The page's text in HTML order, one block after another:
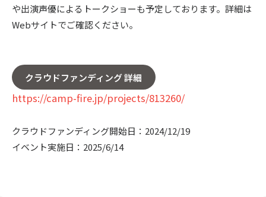
や出演声優によるトークショーも予定しております。詳細は
Webサイトでご確認ください。
クラウドファンディング 詳細
https://camp-fire.jp/projects/813260/
クラウドファンディング開始日：2024/12/19
イベント実施日：2025/6/14